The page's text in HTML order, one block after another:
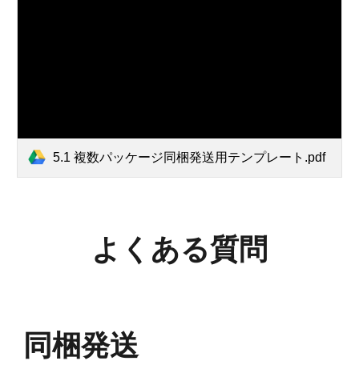
5.1 複数パッケージ同梱発送用テンプレート.pdf
よくある質問
同梱発送